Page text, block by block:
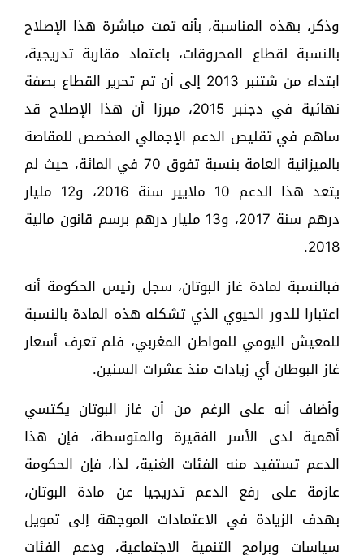
وذكر، بهذه المناسبة، بأنه تمت مباشرة هذا الإصلاح
بالنسبة لقطاع المحروقات، باعتماد مقاربة تدريجية،
ابتداء من شتنبر 2013 إلى أن تم تحرير القطاع بصفة
نهائية في دجنبر 2015، مبرزا أن هذا الإصلاح قد
ساهم في تقليص الدعم الإجمالي المخصص للمقاصة
بالميزانية العامة بنسبة تفوق 70 في المائة، حيث لم
يتعد هذا الدعم 10 ملايير سنة 2016، و12 مليار
درهم سنة 2017، و13 مليار درهم برسم قانون مالية
2018.
فبالنسبة لمادة غاز البوتان، سجل رئيس الحكومة أنه
اعتبارا للدور الحيوي الذي تشكله هذه المادة بالنسبة
للمعيش اليومي للمواطن المغربي، فلم تعرف أسعار
غاز البوطان أي زيادات منذ عشرات السنين.
وأضاف أنه على الرغم من أن غاز البوتان يكتسي
أهمية لدى الأسر الفقيرة والمتوسطة، فإن هذا
الدعم تستفيد منه الفئات الغنية، لذا، فإن الحكومة
عازمة على رفع الدعم تدريجيا عن مادة البوتان،
بهدف الزيادة في الاعتمادات الموجهة إلى تمويل
سياسات وبرامج التنمية الاجتماعية، ودعم الفئات